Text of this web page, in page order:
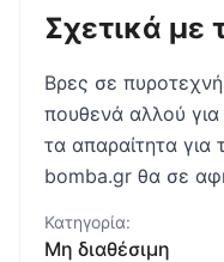
Σχετικά με
Βρες σε
πουθενά αλλού
τα απαραίτητα για
bomba.gr θα σε
Κατηγορία:
Μη διαθέσιμη